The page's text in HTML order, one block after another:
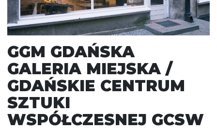
GGM GDAŃSKA
GALERIA MIEJSKA /
GDAŃSKIE CENTRUM
SZTUKI
WSPÓŁCZESNEJ GCSW